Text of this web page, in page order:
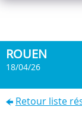
ROUEN
18/04/26
Retour liste